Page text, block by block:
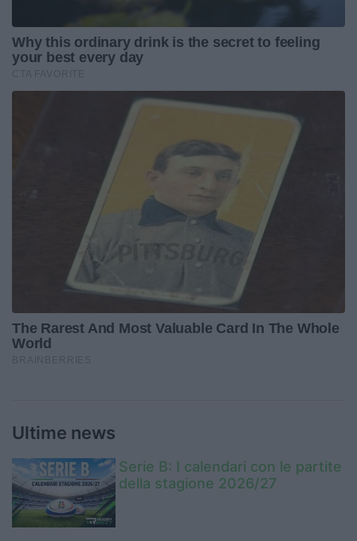
Ultime news
Serie B: I calendari con le partite
della stagione 2026/27